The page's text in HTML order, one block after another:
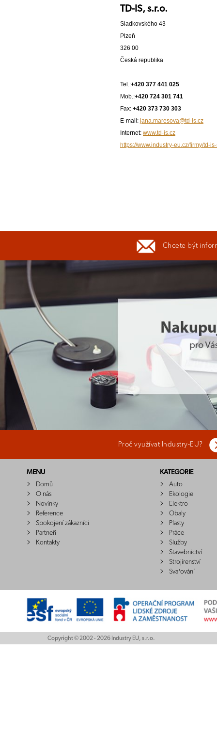
TD-IS, s.r.o.
Sladkovského 43
Plzeň
326 00
Česká republika
Tel.:+420 377 441 025
Mob.:+420 724 301 741
Fax: +420 373 730 303
E-mail: jana.maresova@td-is.cz
Internet: www.td-is.cz
https://www.industry-eu.cz/firmy/td-
Chcete být
Proč využívat Industry-EU?
MENU
Domů
O nás
Novinky
Reference
Spokojení zákazníci
Partneři
Kontakty
KATEGORIE
Auto
Ekologie
Elektro
Obaly
Plasty
Práce
Služby
Stavebnictví
Strojírenství
Svařování
Copyright © 2002 - 2026 Industry EU, s.r.o.